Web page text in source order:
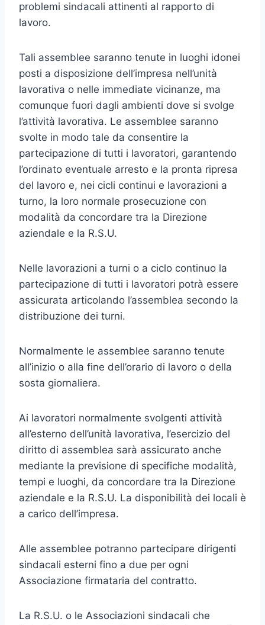
problemi sindacali attinenti al rapporto di
lavoro.
Tali assemblee saranno tenute in luoghi idonei
posti a disposizione dell’impresa nell’unità
lavorativa o nelle immediate vicinanze, ma
comunque fuori dagli ambienti dove si svolge
l’attività lavorativa. Le assemblee saranno
svolte in modo tale da consentire la
partecipazione di tutti i lavoratori, garantendo
l’ordinato eventuale arresto e la pronta ripresa
del lavoro e, nei cicli continui e lavorazioni a
turno, la loro normale prosecuzione con
modalità da concordare tra la Direzione
aziendale e la R.S.U.
Nelle lavorazioni a turni o a ciclo continuo la
partecipazione di tutti i lavoratori potrà essere
assicurata articolando l’assemblea secondo la
distribuzione dei turni.
Normalmente le assemblee saranno tenute
all’inizio o alla fine dell’orario di lavoro o della
sosta giornaliera.
Ai lavoratori normalmente svolgenti attività
all’esterno dell’unità lavorativa, l’esercizio del
diritto di assemblea sarà assicurato anche
mediante la previsione di specifiche modalità,
tempi e luoghi, da concordare tra la Direzione
aziendale e la R.S.U. La disponibilità dei locali è
a carico dell’impresa.
Alle assemblee potranno partecipare dirigenti
sindacali esterni fino a due per ogni
Associazione firmataria del contratto.
La R.S.U. o le Associazioni sindacali che